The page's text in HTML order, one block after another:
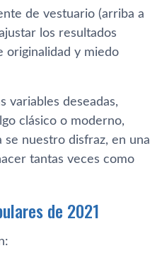
de vestuario (arriba a
los resultados
originalidad y miedo
variables deseadas,
clásico o moderno,
nuestro disfraz, en una
tantas veces como
de 2021